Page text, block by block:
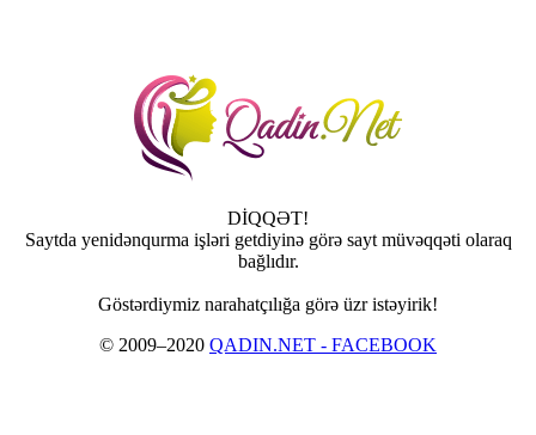
DİQQƏT!
Saytda yenidənqurma işləri getdiyinə görə sayt müvəqqəti olaraq
bağlıdır.
Göstərdiymiz narahatçılığa görə üzr istəyirik!
© 2009–2020 QADIN.NET - FACEBOOK